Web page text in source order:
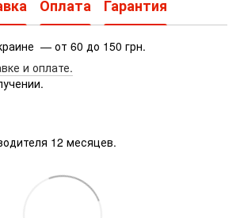
Оплата Гарантия
— от 60 до 150 грн.
и оплате.
12 месяцев.